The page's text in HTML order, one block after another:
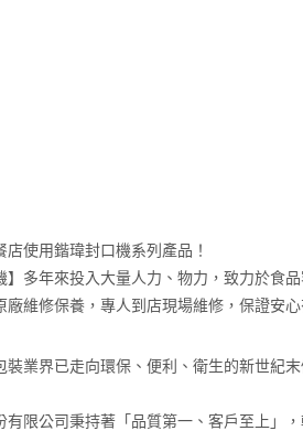
店使用鍇瑋封口機系列產品！
】多年來投入大量人力、物力，致力於食
廠維修保養，專人到店現場維修，保證安心
裝業界已走向環保、便利、衛生的新世紀
有限公司秉持著「品質第一、客戶至上」